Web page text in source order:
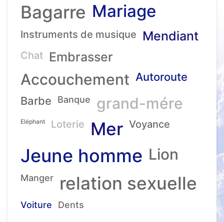
Bagarre Mariage
Instruments de musique Mendiant
Chat Embrasser
Accouchement Autoroute
Barbe
Banque grand-mére
Eléphant Loterie Mer Voyance
Jeune homme Lion
Manger relation sexuelle
Voiture Dents